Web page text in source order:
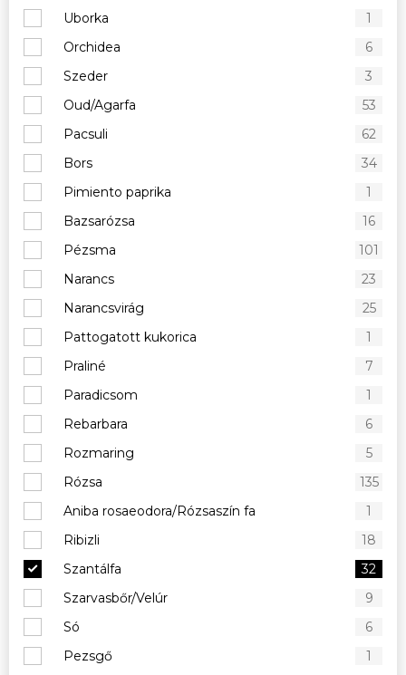
Uborka
1
Orchidea
6
Szeder
3
Oud/Agarfa
53
Pacsuli
62
Bors
34
Pimiento paprika
1
Bazsarózsa
16
Pézsma
101
Narancs
23
Narancsvirág
25
Pattogatott kukorica
1
Praliné
7
Paradicsom
1
Rebarbara
6
Rozmaring
5
Rózsa
135
Aniba rosaeodora/Rózsaszín fa
1
Ribizli
18
Szantálfa
32
Szarvasbőr/Velúr
9
Só
6
Pezsgő
1